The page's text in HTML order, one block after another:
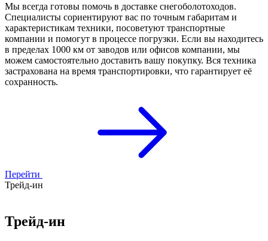
Мы всегда готовы помочь в доставке снегоболотоходов.
Специалисты сориентируют вас по точным габаритам и
характеристикам техники, посоветуют транспортные
компании и помогут в процессе погрузки. Если вы находитесь
в пределах 1000 км от заводов или офисов компании, мы
можем самостоятельно доставить вашу покупку. Вся техника
застрахована на время транспортировки, что гарантирует её
сохранность.
Перейти
Трейд-ин
Трейд-ин